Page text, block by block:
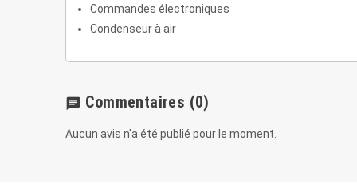
Commandes électroniques
Condenseur à air
chat Commentaires (0)
Aucun avis n'a été publié pour le moment.